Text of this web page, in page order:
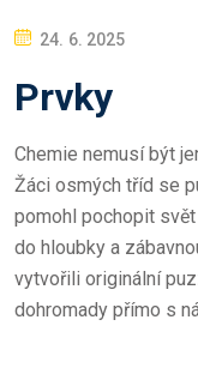
P
S
E
D
O
N
24. 6. 2025
Prvky
Chemie nemusí být
Žáci osmých tříd se
pomohl pochopit
do hloubky a
vytvořili originální
dohromady přímo s